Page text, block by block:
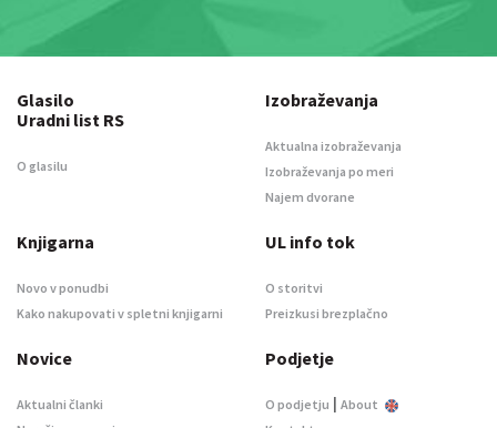
Glasilo
Uradni list RS
O glasilu
Izobraževanja
Aktualna izobraževanja
Izobraževanja po meri
Najem dvorane
Knjigarna
Novo v ponudbi
Kako nakupovati v spletni knjigarni
UL info tok
O storitvi
Preizkusi brezplačno
Novice
Aktualni članki
Podjetje
O podjetju | About